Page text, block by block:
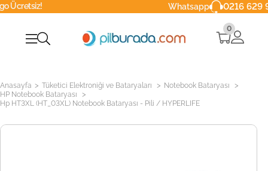
Whatsapp 0216 629 90 40
0
Anasayfa > Tüketici Elektroniği ve Bataryaları > Notebook Bataryası >
HP Notebook Bataryası >
Hp HT3XL (HT_03XL) Notebook Bataryası - Pili / HYPERLIFE